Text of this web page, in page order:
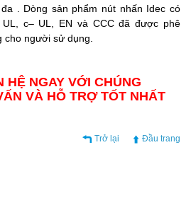
. Dòng sản phẩm nút nhấn Idec có
c– UL, EN và CCC đã được phê
người sử dụng.
HỆ NGAY VỚI CHÚNG
VÀ HỖ TRỢ TỐT NHẤT
Trở lại Đầu trang